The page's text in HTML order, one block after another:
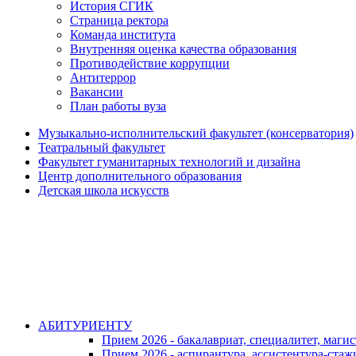
История СГИК
Страница ректора
Команда института
Внутренняя оценка качества образования
Противодействие коррупции
Антитеррор
Вакансии
План работы вуза
Музыкально-исполнительский факультет (консерватория)
Театральный факультет
Факультет гуманитарных технологий и дизайна
Центр дополнительного образования
Детская школа искусств
АБИТУРИЕНТУ
Прием 2026 - бакалавриат, специалитет,